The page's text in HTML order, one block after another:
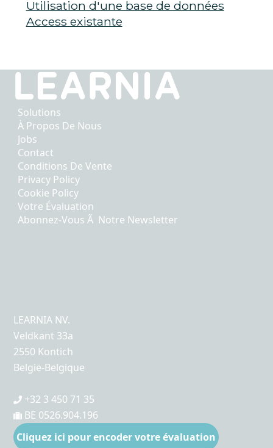
Utilisation d'une base de données
Access existante
Solutions
À Propos De Nous
Jobs
Contact
Conditions De Vente
Privacy Policy
Cookie Policy
Votre Évaluation
Abonnez-Vous Ã Notre Newsletter
LEARNIA NV.
Veldkant 33a
2550 Kontich
België-Belgique
+32 3 450 71 35
BE 0526.904.196
Cliquez ici pour encoder votre évaluation